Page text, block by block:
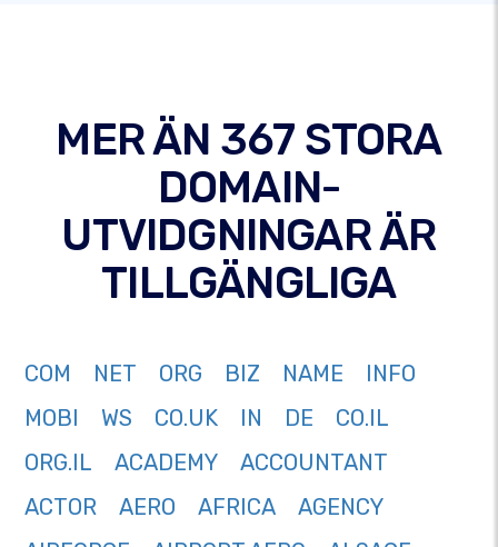
MER ÄN 367 STORA
DOMAIN-
UTVIDGNINGAR ÄR
TILLGÄNGLIGA
COM NET ORG BIZ NAME
INFO
MOBI
WS CO.UK IN DE
CO.IL
ORG.IL
ACADEMY
ACCOUNTANT
ACTOR
AERO AFRICA
AGENCY